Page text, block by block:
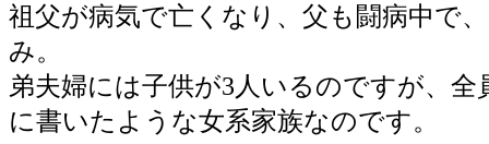
祖父が病気で亡くなり、父も闘病中で
み。
弟夫婦には子供が3人いるのですが、全
に書いたような女系家族なのです。